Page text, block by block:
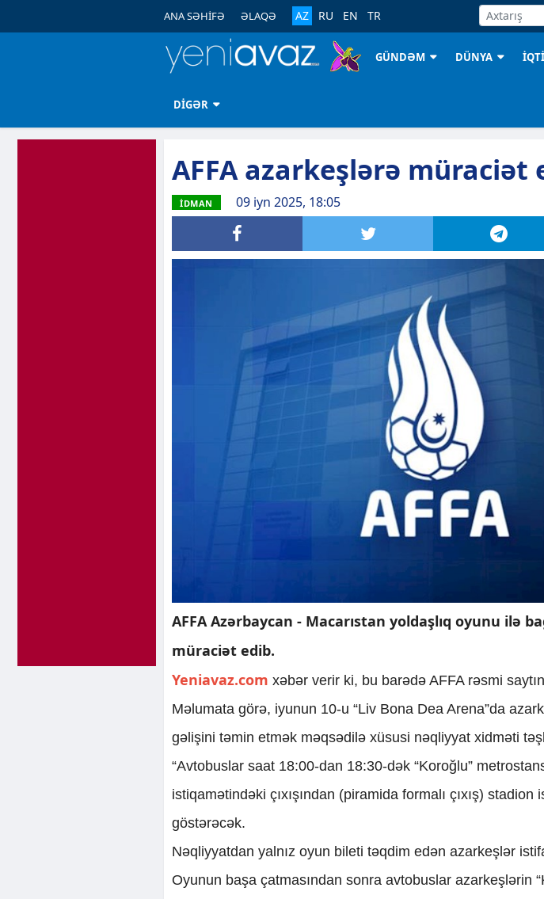
ANA SƏHİFƏ ƏLAQƏ AZ RU EN TR
GÜNDƏM DÜNYA
DİGƏR
AFFA azarkeşlərə müraciət
İDMAN 09 iyn 2025, 18:05
AFFA Azərbaycan - Macarıstan yoldaşlıq oyunu ilə
müraciət edib.
Yeniavaz.com xəbər verir ki, bu barədə AFFA rəsmi
Məlumata görə, iyunun 10-u “Liv Bona Dea Arena”da
gəlişini təmin etmək məqsədilə xüsusi nəqliyyat xidməti
“Avtobuslar saat 18:00-dan 18:30-dək “Koroğlu”
istiqamətindəki çıxışından (piramida formalı çıxış)
göstərəcək.
Nəqliyyatdan yalnız oyun bileti təqdim edən azarkeşlər
Oyunun başa çatmasından sonra avtobuslar azarkeşlərin